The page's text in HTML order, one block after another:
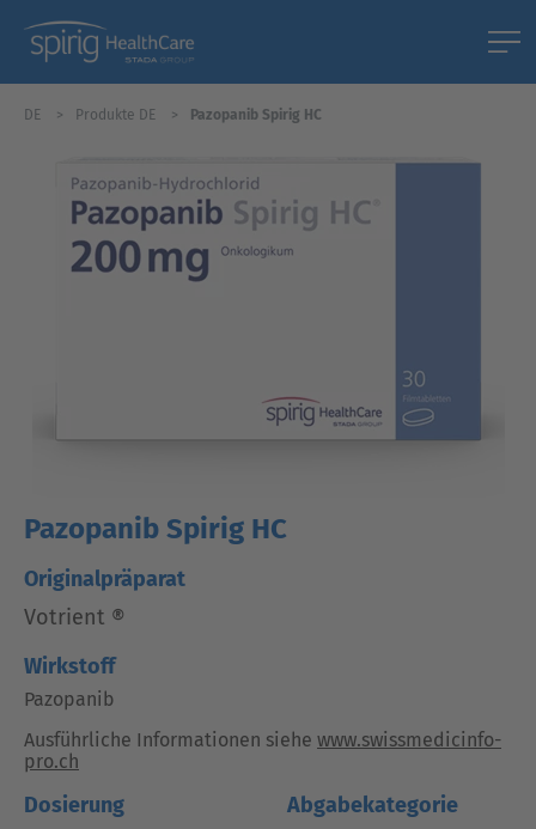
DE Produkte DE Pazopanib Spirig HC
Pazopanib Spirig HC
Originalpräparat
Votrient ®
Wirkstoff
Pazopanib
Ausführliche Informationen siehe www.swissmedicinfo-
pro.ch
Dosierung
Abgabekategorie